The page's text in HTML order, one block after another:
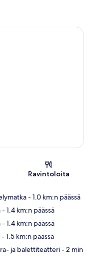
Ravintoloita
- 1.0 km:n päässä
- 1.4 km:n päässä
- 1.4 km:n päässä
- 1.5 km:n päässä
ja balettiteatteri- 2 min